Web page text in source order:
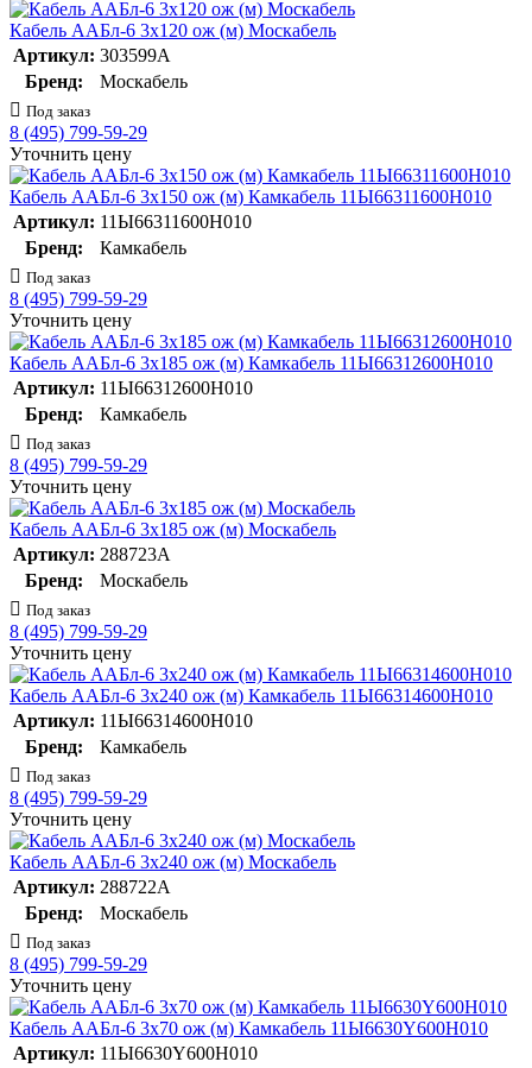
Кабель ААБл-6 3х120 ож (м) Москабель
Артикул: 303599А
Бренд:
Москабель
Под заказ
8 (495) 799-59-29
Уточнить цену
Кабель ААБл-6 3х150 ож (м) Камкабель 11Ы66311600H010
Артикул: 11Ы66311600H010
Бренд:
Камкабель
Под заказ
8 (495) 799-59-29
Уточнить цену
Кабель ААБл-6 3х185 ож (м) Камкабель 11Ы66312600H010
Артикул: 11Ы66312600H010
Бренд:
Камкабель
Под заказ
8 (495) 799-59-29
Уточнить цену
Кабель ААБл-6 3х185 ож (м) Москабель
Артикул: 288723А
Бренд:
Москабель
Под заказ
8 (495) 799-59-29
Уточнить цену
Кабель ААБл-6 3х240 ож (м) Камкабель 11Ы66314600H010
Артикул: 11Ы66314600H010
Бренд:
Камкабель
Под заказ
8 (495) 799-59-29
Уточнить цену
Кабель ААБл-6 3х240 ож (м) Москабель
Артикул: 288722А
Бренд:
Москабель
Под заказ
8 (495) 799-59-29
Уточнить цену
Кабель ААБл-6 3х70 ож (м) Камкабель 11Ы6630Y600H010
Артикул: 11Ы6630Y600H010